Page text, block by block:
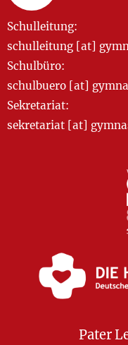
Schulleitung:
schulleitung [at]
Schulbüro:
schulbuero [at]
Sekretariat:
sekretariat [at]
Pater